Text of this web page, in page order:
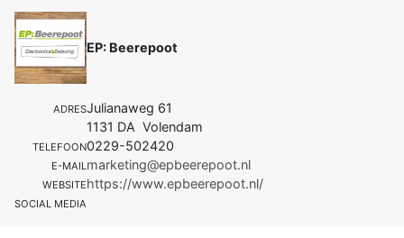
EP: Beerepoot
ADRESJulianaweg 61
1131 DA Volendam
TELEFOON0229-502420
E-MAILmarketing@epbeerepoot.nl
WEBSITEhttps://www.epbeerepoot.nl/
SOCIAL MEDIA